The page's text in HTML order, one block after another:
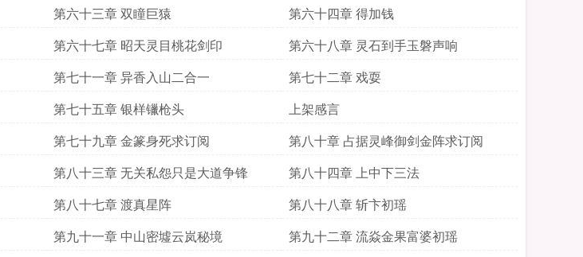
第六十三章 双瞳巨猿
第六十四章 得加钱
第六十七章 昭天灵目桃花剑印
第六十八章 灵石到手玉磐声响
第七十一章 异香入山二合一
第七十二章 戏耍
第七十五章 银样镴枪头
上架感言
第七十九章 金篆身死求订阅
第八十章 占据灵峰御剑金阵求订阅
第八十三章 无关私怨只是大道争锋
第八十四章 上中下三法
第八十七章 渡真星阵
第八十八章 斩卞初瑶
第九十一章 中山密墟云岚秘境
第九十二章 流焱金果富婆初瑶